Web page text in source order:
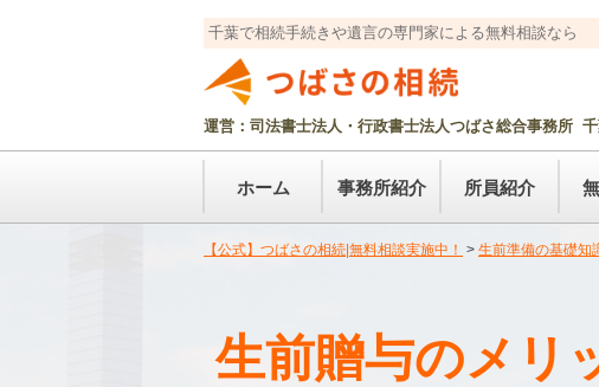
千葉で相続手続きや遺言の専門家による無料相談なら
運営：司法書士法人・行政書士法人つばさ総合事務所
ホーム 事務所紹介 所員紹介
【公式】つばさの相続|無料相談実施中！ > 生前準備の基礎知
生前贈与のメリ